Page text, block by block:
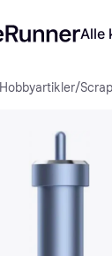
Alle
Hobbyartikler/